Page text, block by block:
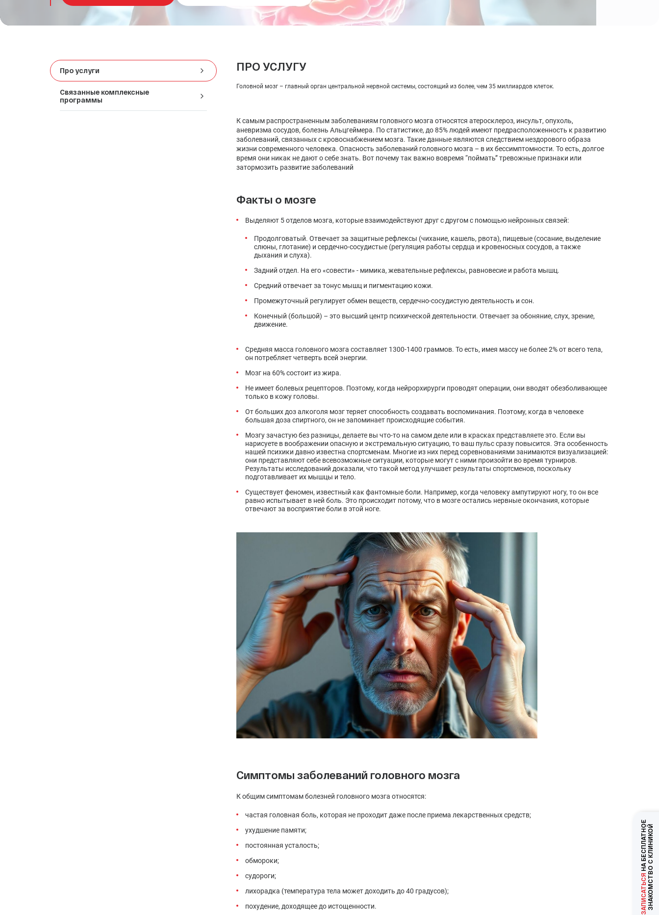
СПА-процедуры
Медицинский туризм
Лечение климакса
Синдром хронической усталости: симптомы,
причины, лечение, диагностика
Про услуги
Связанные комплексные
программы
ПРО УСЛУГУ
Головной мозг – главный орган центральной нервной системы, состоящий из более, чем 35 миллиардов клеток.
К самым распространенным заболеваниям головного мозга относятся атеросклероз, инсульт, опухоль,
аневризма сосудов, болезнь Альцгеймера. По статистике, до 85% людей имеют предрасположенность к развитию
заболеваний, связанных с кровоснабжением мозга. Такие данные являются следствием нездорового образа
жизни современного человека. Опасность заболеваний головного мозга – в их бессимптомности. То есть, долгое
время они никак не дают о себе знать. Вот почему так важно вовремя “поймать” тревожные признаки или
затормозить развитие заболеваний
Факты о мозге
Выделяют 5 отделов мозга, которые взаимодействуют друг с другом с помощью нейронных связей:
Продолговатый. Отвечает за защитные рефлексы (чихание, кашель, рвота), пищевые (сосание, выделение
слюны, глотание) и сердечно-сосудистые (регуляция работы сердца и кровеносных сосудов, а также
дыхания и слуха).
Задний отдел. На его «совести» - мимика, жевательные рефлексы, равновесие и работа мышц.
Средний отвечает за тонус мышц и пигментацию кожи.
Промежуточный регулирует обмен веществ, сердечно-сосудистую деятельность и сон.
Конечный (большой) – это высший центр психической деятельности. Отвечает за обоняние, слух, зрение,
движение.
Средняя масса головного мозга составляет 1300-1400 граммов. То есть, имея массу не более 2% от всего тела,
он потребляет четверть всей энергии.
Мозг на 60% состоит из жира.
Не имеет болевых рецепторов. Поэтому, когда нейрорхирурги проводят операции, они вводят обезболивающее
только в кожу головы.
От больших доз алкоголя мозг теряет способность создавать воспоминания. Поэтому, когда в человеке
большая доза спиртного, он не запоминает происходящие события.
Мозгу зачастую без разницы, делаете вы что-то на самом деле или в красках представляете это. Если вы
нарисуете в воображении опасную и экстремальную ситуацию, то ваш пульс сразу повысится. Эта особенность
нашей психики давно известна спортсменам. Многие из них перед соревнованиями занимаются визуализацией:
они представляют себе всевозможные ситуации, которые могут с ними произойти во время турниров.
Результаты исследований доказали, что такой метод улучшает результаты спортсменов, поскольку
подготавливает их мышцы и тело.
Существует феномен, известный как фантомные боли. Например, когда человеку ампутируют ногу, то он все
равно испытывает в ней боль. Это происходит потому, что в мозге остались нервные окончания, которые
отвечают за восприятие боли в этой ноге.
Симптомы заболеваний головного мозга
К общим симптомам болезней головного мозга относятся:
частая головная боль, которая не проходит даже после приема лекарственных средств;
ухудшение памяти;
постоянная усталость;
обмороки;
судороги;
лихорадка (температура тела может доходить до 40 градусов);
похудение, доходящее до истощенности.
ЗАПИСАТЬСЯ
НА БЕСПЛАТНОЕЗНАКОМСТВО С КЛИНИКОЙ